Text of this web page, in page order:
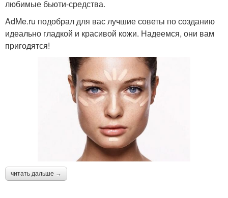
любимые бьюти-средства.
AdMe.ru подобрал для вас лучшие советы по созданию
идеально гладкой и красивой кожи. Надеемся, они вам
пригодятся!
читать дальше →